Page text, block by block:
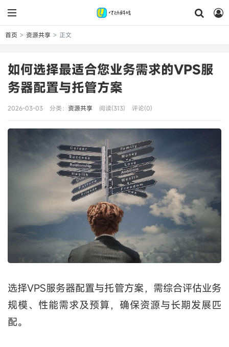
首页 > 资源共享 > 正文
如何选择最适合您业务需求的VPS服
务器配置与托管方案
2026-03-03 分类： 资源共享 阅读(313) 评论(0)
选择VPS服务器配置与托管方案，需综合评估业务
规模、性能需求及预算，确保资源与长期发展匹
配。